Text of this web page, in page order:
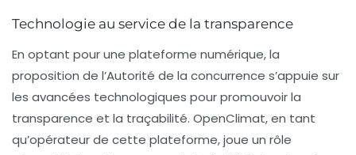
Technologie au service de la transparence
En optant pour une plateforme numérique, la
proposition de l’Autorité de la concurrence s’appuie sur
les avancées technologiques pour promouvoir la
transparence et la traçabilité. OpenClimat, en tant
qu’opérateur de cette plateforme, joue un rôle